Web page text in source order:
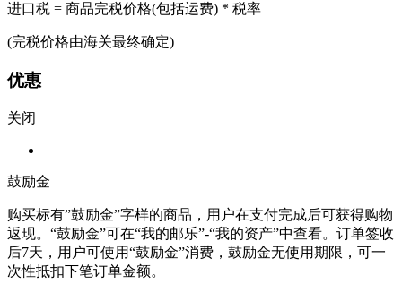
进口税 = 商品完税价格(包括运费) * 税率
(完税价格由海关最终确定)
优惠
关闭
鼓励金
购买标有”鼓励金”字样的商品，用户在支付完成后可获得购物
返现。“鼓励金”可在“我的邮乐”-“我的资产”中查看。订单签收
后7天，用户可使用“鼓励金”消费，鼓励金无使用期限，可一
次性抵扣下笔订单金额。